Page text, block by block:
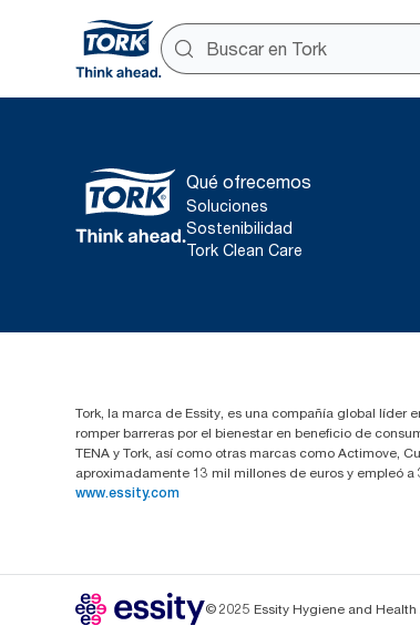
Qué ofrecemos
Soluciones
Sostenibilidad
Tork Clean Care
Tork, la marca de Essity, es una compañía global líder
romper barreras por el bienestar en beneficio de
TENA y Tork, así como otras marcas como Actimove,
aproximadamente 13 mil millones de euros y empleó
www.essity.com
© 2025 Essity Hygiene and Health